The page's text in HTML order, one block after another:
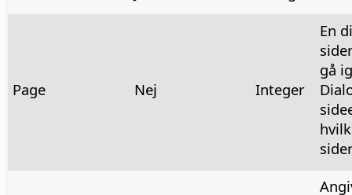
Page Nej Integer
En
gå